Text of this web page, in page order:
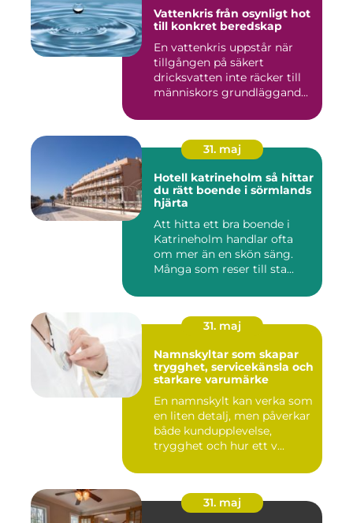
Vattenkris från osynligt hot
till konkret beredskap
En vattenkris uppstår när
tillgången på säkert
dricksvatten inte räcker till
människors grundläggand...
31. maj
Hotell katrineholm så hittar
du rätt boende i sörmlands
hjärta
Att hitta ett bra boende i
Katrineholm handlar ofta
om mer än en skön säng.
Många som reser till sta...
31. maj
Namnskyltar som skapar
trygghet, servicekänsla och
starkare varumärke
En namnskylt kan verka som
en liten detalj, men påverkar
både kundupplevelse,
trygghet och hur ett v...
31. maj